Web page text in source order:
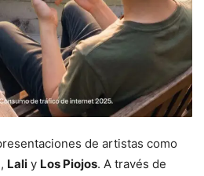
de artistas como
, Lali y Los Piojos. A través de